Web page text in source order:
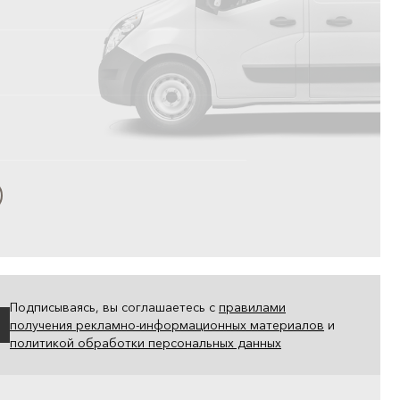
Подписываясь, вы соглашаетесь с правилами
получения рекламно-информационных материалов и
политикой обработки персональных данных